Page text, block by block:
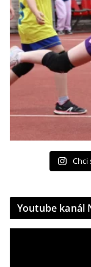
Chci
Youtube kanál